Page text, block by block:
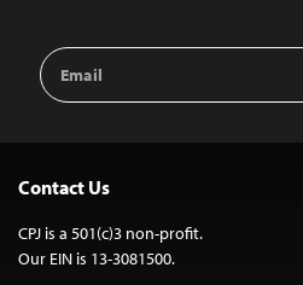
Email
Address
Contact Us
CPJ is a 501(c)3 non-profit.
Our EIN is 13-3081500.